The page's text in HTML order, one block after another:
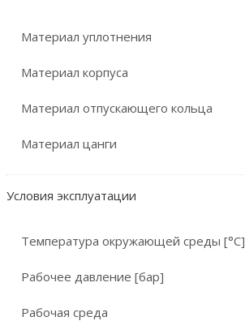
Материал уплотнения
Материал корпуса
Материал отпускающего кольца
Материал цанги
Условия эксплуатации
Температура окружающей среды [°C]
Рабочее давление [бар]
Рабочая среда